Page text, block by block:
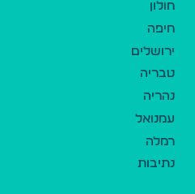
חולון
חיפה
ירושלים
טבריה
נהריה
עמנואל
רמלה
נתיבות